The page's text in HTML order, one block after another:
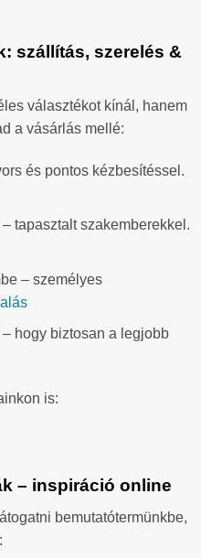
szállítás, szerelés &
választékot kínál, hanem
a vásárlás mellé:
és pontos kézbesítéssel.
tapasztalt szakemberekkel.
– személyes
hogy biztosan a legjobb
is:
– inspiráció online
bemutatótermünkbe,